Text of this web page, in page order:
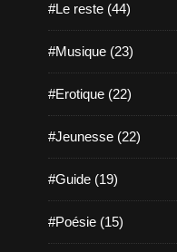
#Le reste (44)
#Musique (23)
#Erotique (22)
#Jeunesse (22)
#Guide (19)
#Poésie (15)